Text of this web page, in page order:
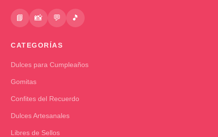
📘 📸 💬 🎵
CATEGORÍAS
Dulces para Cumpleaños
Gomitas
Confites del Recuerdo
Dulces Artesanales
Libres de Sellos